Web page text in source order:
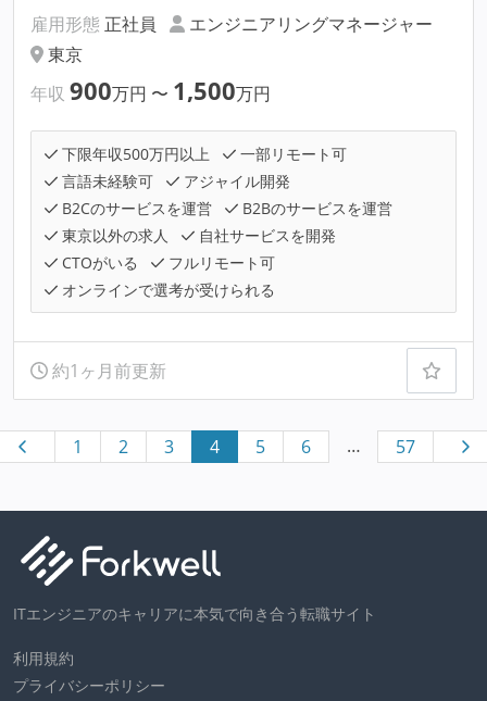
雇用形態 正社員
エンジニアリングマネージャー
東京
年収 900万円 〜 1,500万円
下限年収500万円以上
一部リモート可
言語未経験可
アジャイル開発
B2Cのサービスを運営
B2Bのサービスを運営
東京以外の求人
自社サービスを開発
CTOがいる
フルリモート可
オンラインで選考が受けられる
約1ヶ月前更新
1 2 3 4 5 6 … 57
ITエンジニアのキャリアに本気で向き合う転職サイト
利用規約
プライバシーポリシー